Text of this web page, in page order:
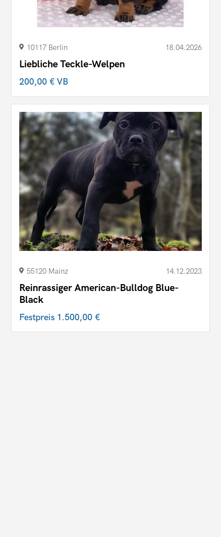
10117 Berlin 18.04.2026
Liebliche Teckle-Welpen
200,00 €VB
55120 Mainz 14.12.2023
Reinrassiger American-Bulldog Blue-
Black
Festpreis 1.500,00 €